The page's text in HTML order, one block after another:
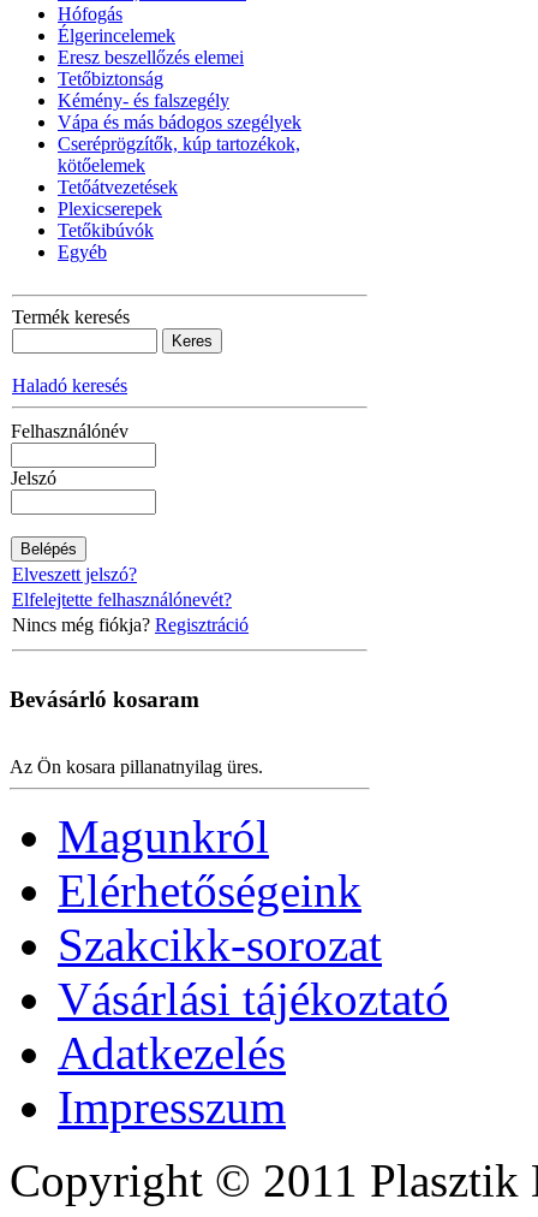
Hófogás
Élgerincelemek
Eresz beszellőzés elemei
Tetőbiztonság
Kémény- és falszegély
Vápa és más bádogos szegélyek
Cseréprögzítők, kúp tartozékok,
kötőelemek
Tetőátvezetések
Plexicserepek
Tetőkibúvók
Egyéb
Termék keresés
Haladó keresés
Felhasználónév
Jelszó
Elveszett jelszó?
Elfelejtette felhasználónevét?
Nincs még fiókja? Regisztráció
Bevásárló kosaram
Az Ön kosara pillanatnyilag üres.
Magunkról
Elérhetőségeink
Szakcikk-sorozat
Vásárlási tájékoztató
Adatkezelés
Impresszum
Copyright © 2011